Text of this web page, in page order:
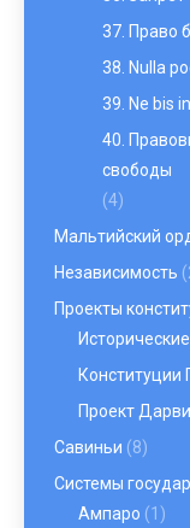
37. Право
38. Nulla
39. Ne bis
40.
свободы
(4)
Мальтийский
Независимость
Проекты
Конституции
Проект
Савиньи (8)
Системы
Ампаро (1)